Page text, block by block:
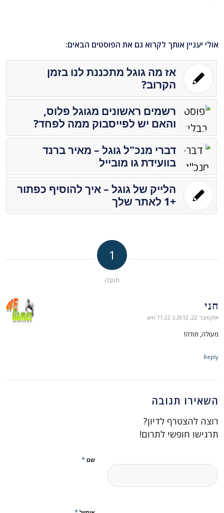
אולי יעניין אותך לקרוא גם את הפוסטים הבאים:
אז מה גוגל מתכננת לנו בזמן
הקרוב?
רשמים ראשונים מגוגל פלוס,
והאם יש לפייסבוק ממה לפחד?
דברי מנכ"ל גוגל – מאיר ברנד
בוועידת גו מובייל
הלייק של גוגל – איך להוסיף כפתור
+1 לאתר שלך
1
תגובה
חני
אומר:
אוקטובר 22, 2012 ב 11:22 am
מעולה, תודה!
Reply
השאירו תגובה
רוצה להצטרף לדיון?
תרגישו חופשי לתרום!
שם*